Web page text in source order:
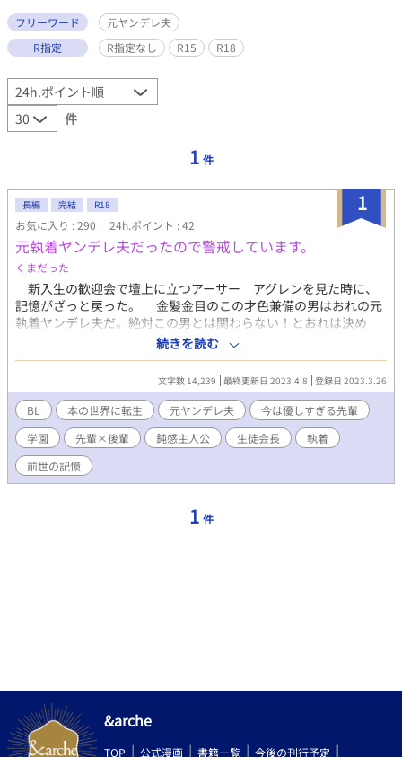
フリーワード
元ヤンデレ夫
R指定
R指定なし R15 R18
件
1 件
1
長編 完結 R18
お気に入り : 290 24h.ポイント : 42
元執着ヤンデレ夫だったので警戒しています。
くまだった
新入生の歓迎会で壇上に立つアーサー アグレンを見た時に、
記憶がざっと戻った。 金髪金目のこの才色兼備の男はおれの元
執着ヤンデレ夫だ。絶対この男とは関わらない！とおれは決め
た。 貴族金髪金目 元執着ヤンデレ夫 先輩攻め→→→茶髪黒目
童顔平凡受け ムーンさんで先行投稿してます。 感想頂けたら嬉し
続きを読む
文字数 14,239 最終更新日 2023.4.8 登録日 2023.3.26
BL 本の世界に転生 元ヤンデレ夫
今は優しすぎる先輩
学園
先輩×後輩 鈍感主人公 生徒会長
執着
前世の記憶
1 件
&arche
TOP 公式漫画 書籍一覧 今後の刊行予定